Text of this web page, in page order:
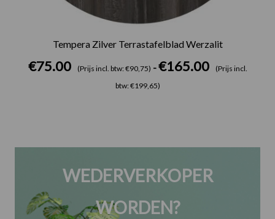
Tempera Zilver Terrastafelblad Werzalit
€75.00 (Prijs incl. btw: €90,75) - €165.00
(Prijs incl.
btw: €199,65)
WEDERVERKOPER
WORDEN?